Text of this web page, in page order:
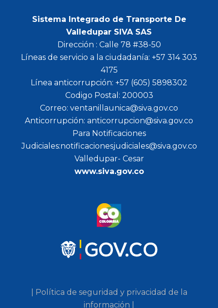
Sistema Integrado de Transporte De
Valledupar SIVA SAS
Dirección : Calle 78 #38-50
Líneas de servicio a la ciudadanía: +57 314 303
4175
Línea anticorrupción: +57 (605) 5898302
Codigo Postal: 200003
Correo: ventanillaunica@siva.gov.co
Anticorrupción: anticorrupcion@siva.gov.co
Para Notificaciones
Judiciales:notificacionesjudiciales@siva.gov.co
Valledupar- Cesar
www.siva.gov.co
| Política de seguridad y privacidad de la
información |